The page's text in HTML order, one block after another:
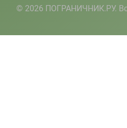
© 2026 ПОГРАНИЧНИК.РУ.